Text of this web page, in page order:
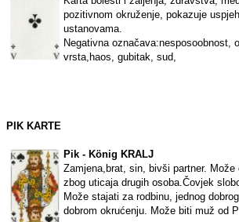
pozitivnom okruženje, pokazuje
ustanovama.
Negativna označava:nesposoobnost,
vrsta,haos, gubitak, sud,
PIK KARTE
Pik - König KRALJ
Zamjena,brat, sin, bivši partner. Može
zbog uticaja drugih osoba.Čovjek
Može stajati za rodbinu, jednog
dobrom okrućenju. Može biti muž od